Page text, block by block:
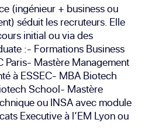
(ingénieur + business ou
séduit les recruteurs. Elle
initial ou via des
:- Formations Business
Paris- Mastère Management
à ESSEC- MBA Biotech
School- Mastère
ou INSA avec module
Executive à l’EM Lyonou